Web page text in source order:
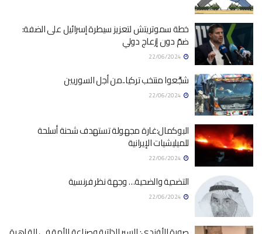
خطة سموتريتش لتعزيز سيطرة إسرائيل على الضفة:
ضمّ دون إزعاج دولي
شجِّعوا منتخب تركيا..من أجل السوريين
البوكمال:غارة مجهولة تستهدف شحنة أسلحة
للميليشيات الإيرانية
التضحية والضحية… وجهة نظر فرنسية